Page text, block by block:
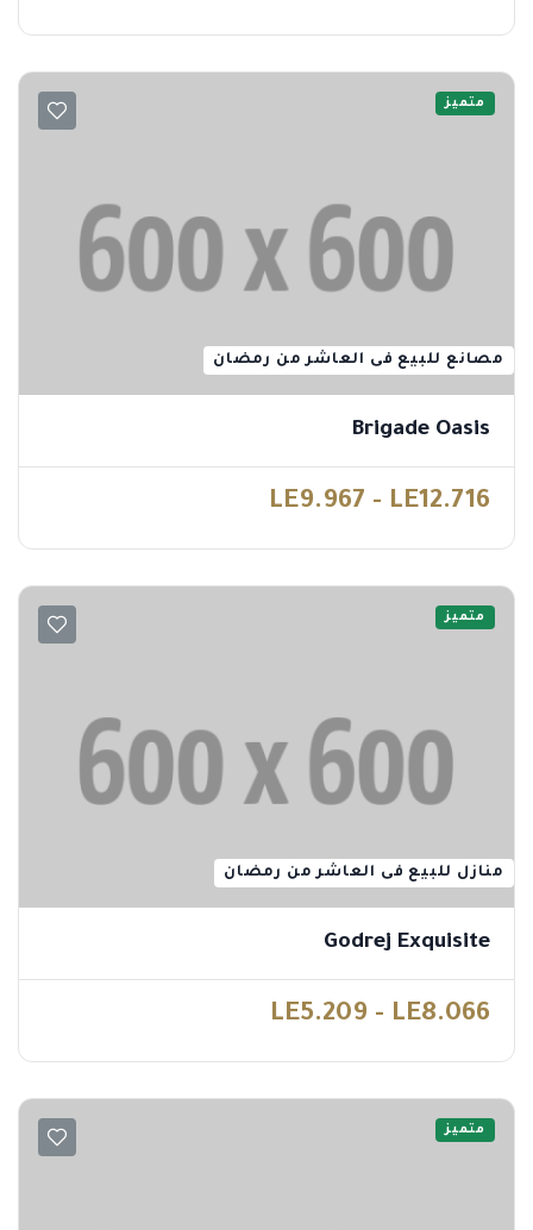
متميز
مصانع للبيع فى العاشر من رمضان
Brigade Oasis
LE9.967 - LE12.716
متميز
منازل للبيع فى العاشر من رمضان
Godrej Exquisite
LE5.209 - LE8.066
متميز